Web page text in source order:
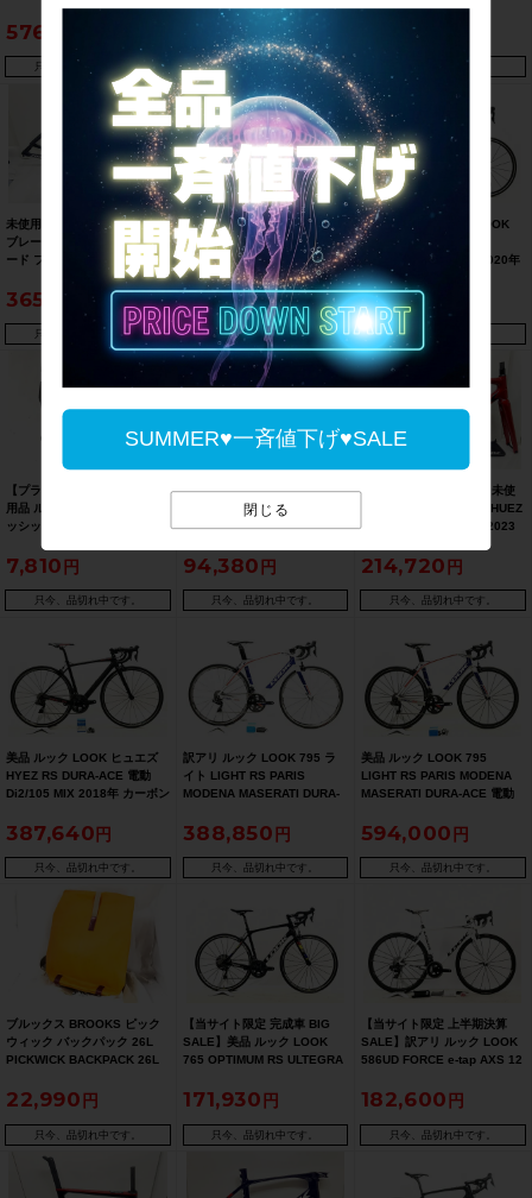
SUMMER♥一斉値下げ♥SALE
閉じる
イク Mサイズ プロチームマッ
ト
576,565
只今、品切れ中です。
ボンロードバイク S(51)サイズ
チームカラー
382,470
只今、品切れ中です。
ロードバイク 51(S)サイズ ブ
529,980
未使用品 ルック LOOK 795
ブレード BLADE RS DISC ロ
ード フレームセット 2022年
Sサイズ カーボン プロチーム
ブラックマット
365,750
只今、品切れ中です。
未使用 ルック LOOK 795 ブ
レード BLADE RS DISC ロー
ド フレームセット 2023年 S
サイズ カーボン プロチームホ
ワイトグロッシー
396,550
只今、品切れ中です。
【未走行品】 ルック LOOK
765 オプティマム 765
OPTIMUM ULTEGRA 2020年
モデル カーボンロードバイク
51(S)サイズ ホワイト
348,700
只今、品切れ中です。
【プライスダウン開始】未使
用品 ルック LOOK ケオ クラ
ッシック 3 プラス KEO
グペダル【お買い得SALE】
7,810
只今、品切れ中です。
【当サイト限定 完成車 BIG
SALE】訳アリ ルック LOOK
556 2014年 カーボンロードバ
限定 7/27 午前10時迄】
94,380
只今、品切れ中です。
【プライスダウン開始】未使
用品 ルック LOOK 785 HUEZ
ロード フレームセット 2023
ブラック【お買い得SALE】
214,720
只今、品切れ中です。
美品 ルック LOOK ヒュエズ
HYEZ RS DURA-ACE 電動
Di2/105 MIX 2018年 カーボン
ックリフレクトマットカラー
387,640
只今、品切れ中です。
訳アリ ルック LOOK 795 ラ
イト LIGHT RS PARIS
MODENA MASERATI DURA-
ンロードバイク Sサイズ シル
388,850
只今、品切れ中です。
美品 ルック LOOK 795
LIGHT RS PARIS MODENA
MASERATI DURA-ACE 電動
イク 510サイズ シルバー/ブル
594,000
只今、品切れ中です。
ブルックス BROOKS ピック
ウィック バックパック 26L
PICKWICK BACKPACK 26L
22,990
只今、品切れ中です。
【当サイト限定 完成車 BIG
SALE】美品 ルック LOOK
765 OPTIMUM RS ULTEGRA
Sサイズ ブラック【期間限定
171,930
只今、品切れ中です。
【当サイト限定 上半期決算
SALE】訳アリ ルック LOOK
586UD FORCE e-tap AXS 12
イク Sサイズ ホワイト【期間
182,600
只今、品切れ中です。